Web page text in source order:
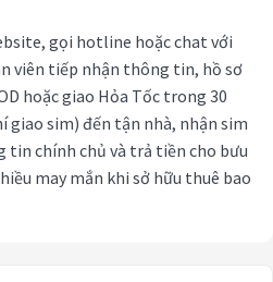
gọi hotline hoặc chat với
viên tiếp nhận thông tin, hồ sơ
hoặc giao Hỏa Tốc trong 30
giao sim) đến tận nhà, nhận sim
tin chính chủ và trả tiền cho bưu
may mắn khi sở hữu thuê bao